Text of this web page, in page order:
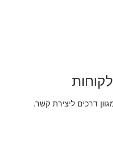
דרכים ליצירת קשר.